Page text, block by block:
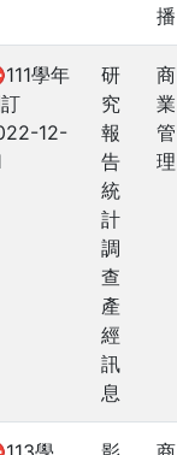
播
學年
12-
研
究
報
告
統
計
調
查
產
經
訊
息
商
業
管
理